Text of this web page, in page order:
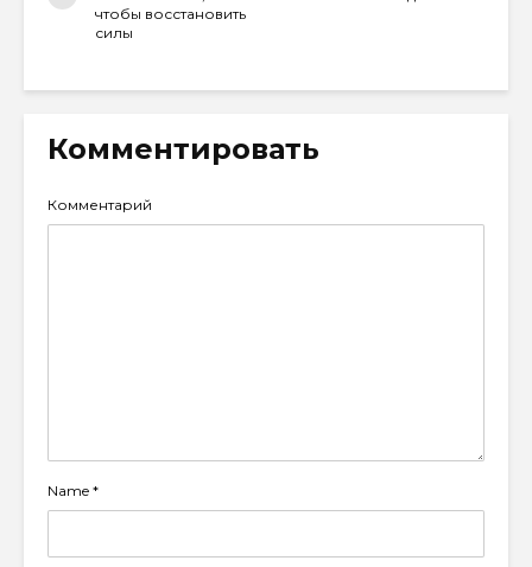
чтобы восстановить
силы
Комментировать
Комментарий
Name *